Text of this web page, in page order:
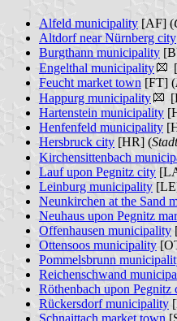
Alfeld municipality [AF] (
Altdorf near Nürnberg city
Burgthann municipality
Engelthal municipality
Feucht market town [FT] (
Happurg municipality
Hartenstein municipality
Henfenfeld municipality
Hersbruck city [HR] (
Kirchensittenbach
Lauf upon Pegnitz city
Leinburg municipality
Neunkirchen at the Sand
Neuhaus upon Pegnitz
Offenhausen municipality
Ottensoos municipality
Pommelsbrunn
Reichenschwand
Röthenbach upon Pegnitz
Rückersdorf municipality
Schnaittach market town